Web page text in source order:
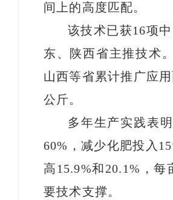
间上的高度匹配。
该技术已获16项
东、陕西省主推技术
山西等省累计推广应
公斤。
多年生产实践表
60%，减少化肥投入
高15.9%和20.1%，
要技术支撑。